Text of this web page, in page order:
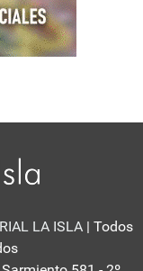
LA ISLA | Todos